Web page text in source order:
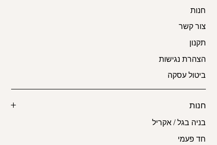
חנות
צור קשר
תקנון
הצהרת נגישות
ביטול עסקה
חנות
בניה בגל / אקריל
חד פעמי